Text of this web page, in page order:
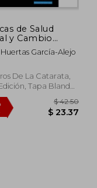
45%
de Salud
y Cambio
en América
(Investigación y
García-Alejo
De La Catarata,
Tapa Blanda,